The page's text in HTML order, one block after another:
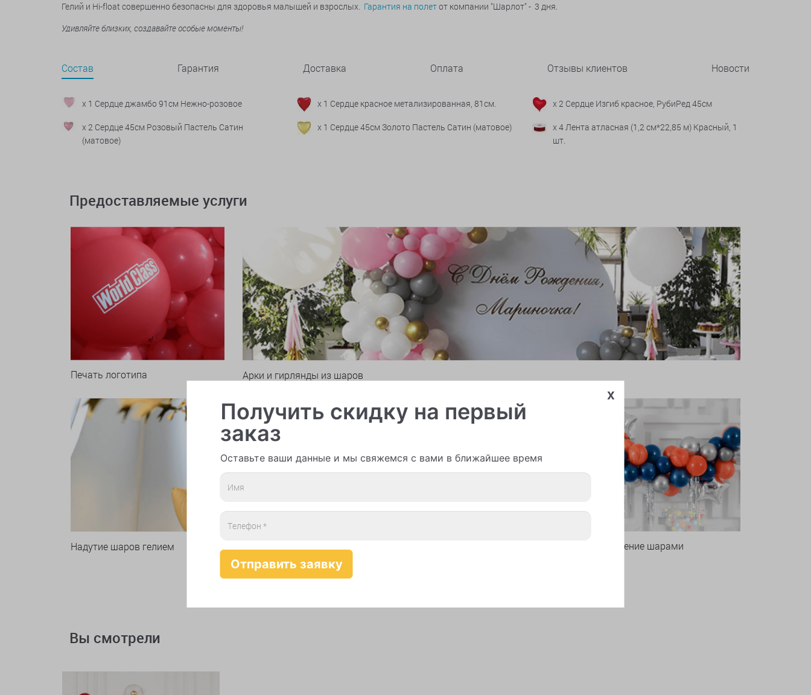
Гелий и Hi-float совершенно безопасны для здоровья малышей и взрослых. Гарантия на полетот компании "Шарлот" - 3 дня.
Удивляйте близких, создавайте особые моменты!
Состав Гарантия Доставка Оплата Отзывы клиентов Новости
x 1 Сердце джамбо 91см Нежно-розовое x 1 Сердце красное метализированная, 81см. x 2 Сердце Изгиб красное, РубиРед 45см
x 2 Сердце 45см Розовый Пастель Сатин
(матовое)
x 1 Сердце 45см Золото Пастель Сатин (матовое)
x 4 Лента атласная (1,2 см*22,85 м) Красный, 1
шт.
Предоставляемые услуги
Печать логотипа Арки и гирлянды из шаров
Надутие шаров гелием Оформление шарами
Вы смотрели
x
Получить скидку на первый
заказ
Оставьте ваши данные и мы свяжемся с вами в ближайшее время